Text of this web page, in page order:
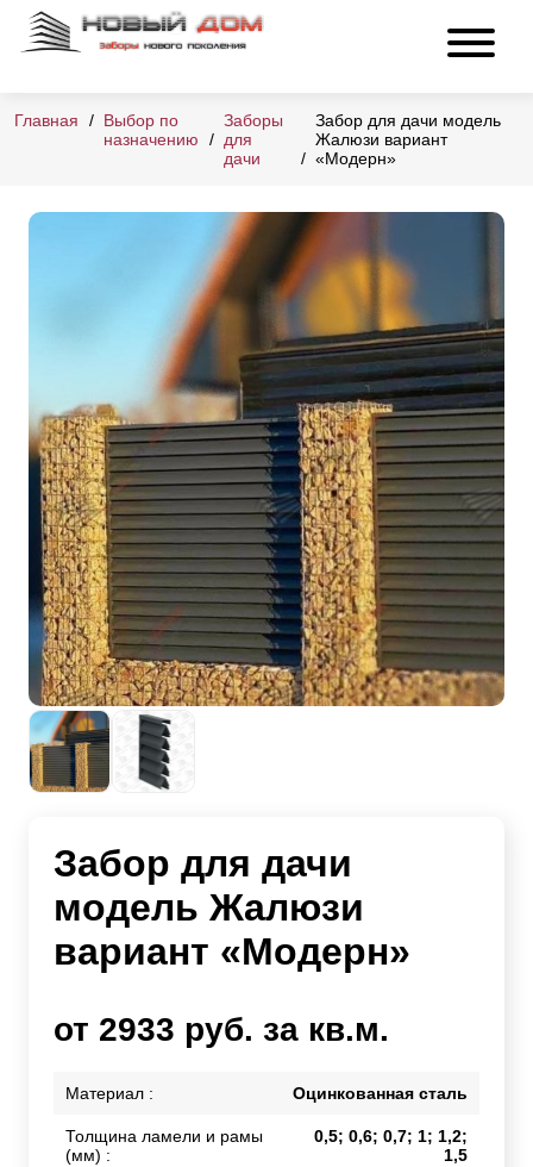
Главная
Выбор по
назначению
Заборы
для
дачи
Забор для дачи модель
Жалюзи вариант
«Модерн»
Забор для дачи
модель Жалюзи
вариант «Модерн»
от 2933 руб. за кв.м.
Материал : Оцинкованная сталь
Толщина ламели и рамы
(мм) :
0,5; 0,6; 0,7; 1; 1,2;
1,5